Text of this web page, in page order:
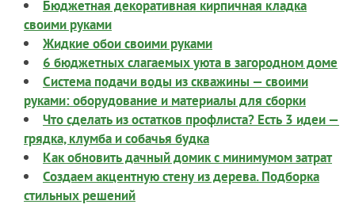
Бюджетная декоративная кирпичная кладка
своими руками
Жидкие обои своими руками
6 бюджетных слагаемых уюта в загородном доме
Система подачи воды из скважины — своими
руками: оборудование и материалы для сборки
Что сделать из остатков профлиста? Есть 3 идеи —
грядка, клумба и собачья будка
Как обновить дачный домик с минимумом затрат
Создаем акцентную стену из дерева. Подборка
стильных решений